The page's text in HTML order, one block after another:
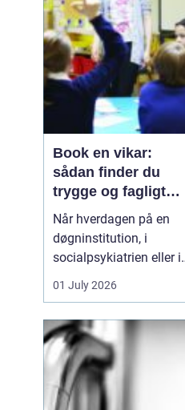
natursten ikke holder
tæt, kan det hurtigt føre
til skimmel, l...
Book en vikar:
sådan finder du
trygge og fagligt
stærke løsninger
Når hverdagen på en
døgninstitution, i
socialpsykiatrien eller i
et botilbud pludselig
ændrer sig, kan behovet
fra den ene dag til den
anden. En medarbejder
bliver syg, en borger har
brug for tættere støtte,
01 July 2026